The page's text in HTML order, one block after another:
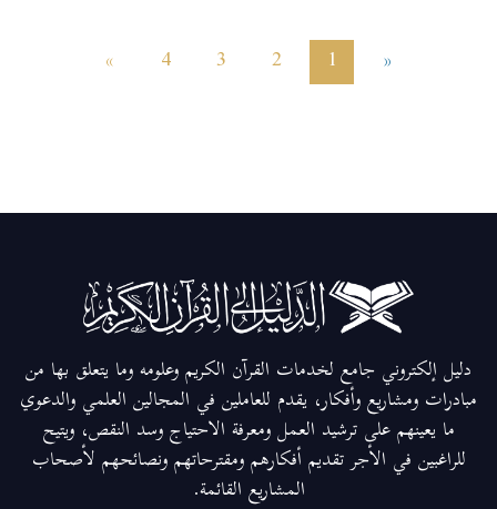
«
1
2
3
4
»
دليل إلكتروني جامع لخدمات القرآن الكريم وعلومه وما يتعلق بها من
مبادرات ومشاريع وأفكار، يقدم للعاملين في المجالين العلمي والدعوي
ما يعينهم على ترشيد العمل ومعرفة الاحتياج وسد النقص، ويتيح
للراغبين في الأجر تقديم أفكارهم ومقترحاتهم ونصائحهم لأصحاب
المشاريع القائمة.